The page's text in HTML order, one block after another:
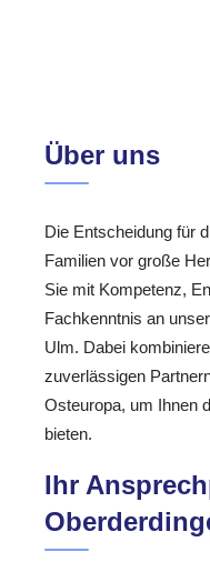
Über uns
Die Entscheidung für
Familien vor große
Sie mit Kompetenz,
Fachkenntnis an
Ulm. Dabei
zuverlässigen
Osteuropa, um Ihnen
bieten.
Ihr